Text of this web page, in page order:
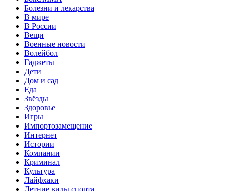
Болезни и лекарства
В мире
В России
Вещи
Военные новости
Волейбол
Гаджеты
Дети
Дом и сад
Еда
Звёзды
Здоровье
Игры
Импортозамещение
Интернет
Истории
Компании
Криминал
Культура
Лайфхаки